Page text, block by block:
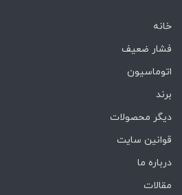
خانه
فشار ضعیف
اتوماسیون
برند
دیگر محصولات
قوانین سایت
درباره ما
مقالات